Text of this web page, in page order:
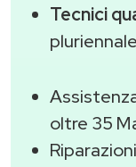
Tecnici
oltre 35